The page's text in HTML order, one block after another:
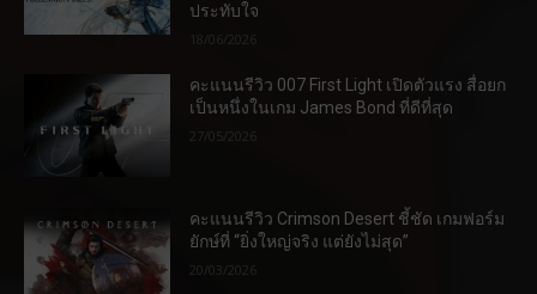
ประทับใจ
18/06/2026
คะแนนรีวิว 007 First Light เปิดตัวแรง สื่อยก
เป็นหนึ่งในเกม James Bond ที่ดีที่สุด
27/05/2026
คะแนนรีวิว Crimson Desert ชี้ชัด เกมฟอร์ม
ยักษ์ที่ “ยิ่งใหญ่จริง แต่ยังไม่สุด”
20/03/2026